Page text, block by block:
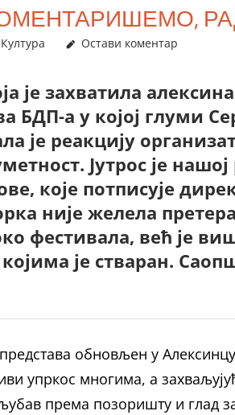
Култура Остави коментар
је захватила
БДП-а у којој глуми
је реакцију
Јутрос је
које потписује
није желела
фестивала, већ је
је стваран.
обновљен у
упркос многима, а
према позоришту и глад